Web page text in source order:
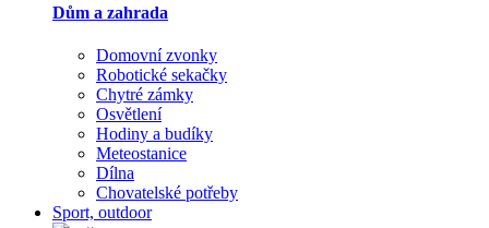
Dům a zahrada
Domovní zvonky
Robotické sekačky
Chytré zámky
Osvětlení
Hodiny a budíky
Meteostanice
Dílna
Chovatelské potřeby
Sport, outdoor